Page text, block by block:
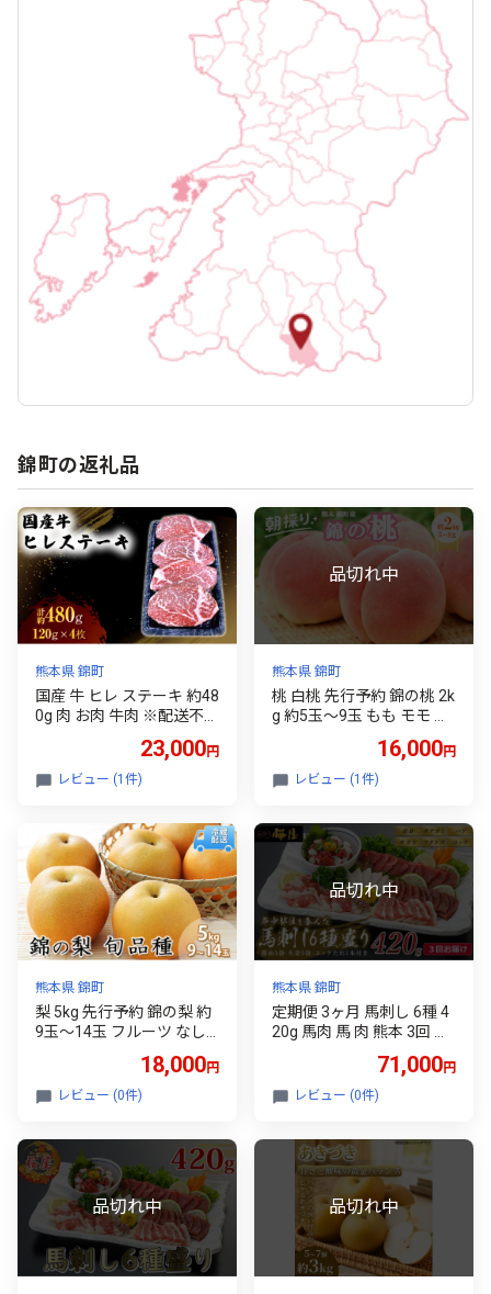
錦町の返礼品
熊本県 錦町
国産 牛 ヒレ ステーキ 約48
0g 肉 お肉 牛肉 ※配送不
23,000円
レビュー (1件)
熊本県 錦町
桃 白桃 先行予約 錦の桃 2k
g 約5玉～9玉 もも モモ フ
年発送 鎌木果樹園 配送不
可:離島
16,000円
レビュー (1件)
熊本県 錦町
梨 5kg 先行予約 錦の梨 約
9玉～14玉 フルーツ なし
発送 古里農園 配送不可:離
島
18,000円
レビュー (0件)
熊本県 錦町
定期便 3ヶ月 馬刺し 6種 4
20g 馬肉 馬 肉 熊本 3回 お
71,000円
レビュー (0件)